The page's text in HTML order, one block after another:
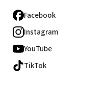
Facebook
Instagram
YouTube
TikTok